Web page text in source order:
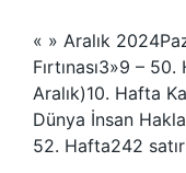
« » Aralık
Fırtınası3»9 – 50.
Aralık)10. Hafta
Dünya İnsan
52. Hafta242